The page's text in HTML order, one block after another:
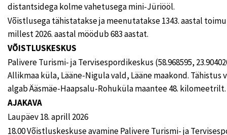
distantsidega kolme vahetusega mini-Jüriööl.
Võistlusega tähistatakse ja meenutatakse 1343. aastal
millest 2026. aastal möödub 683 aastat.
VÕISTLUSKESKUS
Palivere Turismi- ja Tervisespordikeskus (58.968595,
Allikmaa küla, Lääne-Nigula vald, Lääne maakond. Tähistus
algab Ääsmäe-Haapsalu-Rohuküla maantee 48. kilomeetrilt.
AJAKAVA
Laupäev 18. aprill 2026
18.00 Võistluskeskuse avamine Palivere Turismi- ja